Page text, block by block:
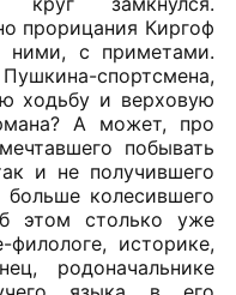
прорицания Киргоф
ними, с приметами.
спортсмена,
ходьбу и верховую
А может, про
побывать
и не получившего
колесившего
этом столько уже
историке,
родоначальнике